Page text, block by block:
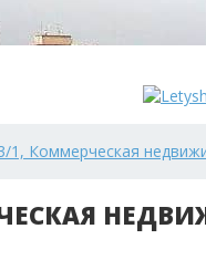
1, Коммерческая